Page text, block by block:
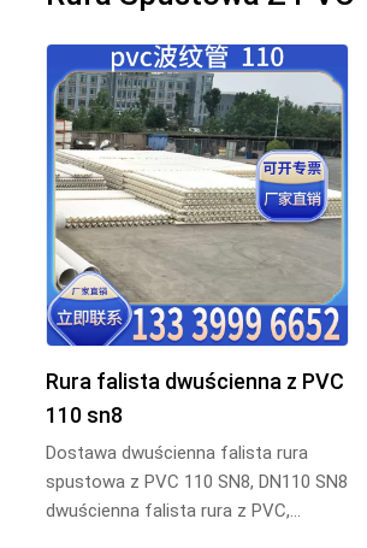
Rura falista dwuścienna z PVC
110 sn8
Dostawa dwuścienna falista rura
spustowa z PVC 110 SN8, DN110 SN8
dwuścienna falista rura z PVC,